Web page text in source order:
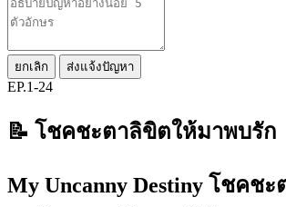
ยกเลิก ส่งแจ้งปัญหา
EP.1-24
📝 โชคชะตาลิขิตให้มาพบรัก
My Uncanny Destiny โชคช